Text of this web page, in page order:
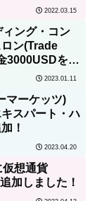
2022.03.15
ング・コン
ン(Trade
3000USDをプ
2023.01.11
マーケッツ)
スパート・ハ
！
2023.04.20
想通貨
加しました！